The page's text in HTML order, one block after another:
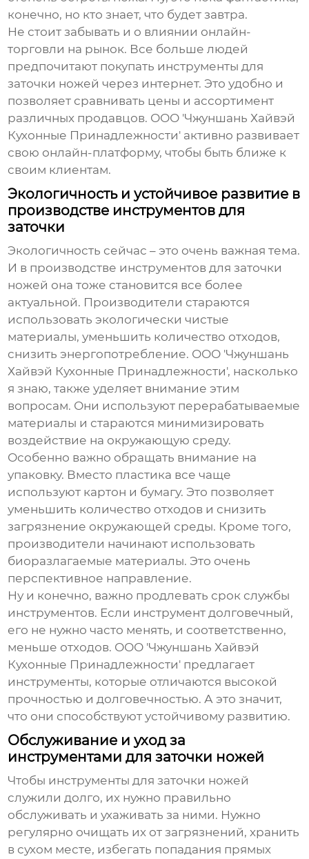
конечно, но кто знает, что будет завтра.
Не стоит забывать и о влиянии онлайн-
торговли на рынок. Все больше людей
предпочитают покупать инструменты для
заточки ножей через интернет. Это удобно и
позволяет сравнивать цены и ассортимент
различных продавцов. ООО 'Чжуншань Хайвэй
Кухонные Принадлежности' активно развивает
свою онлайн-платформу, чтобы быть ближе к
своим клиентам.
Экологичность и устойчивое развитие в
производстве инструментов для
заточки
Экологичность сейчас – это очень важная тема.
И в производстве инструментов для заточки
ножей она тоже становится все более
актуальной. Производители стараются
использовать экологически чистые
материалы, уменьшить количество отходов,
снизить энергопотребление. ООО 'Чжуншань
Хайвэй Кухонные Принадлежности', насколько
я знаю, также уделяет внимание этим
вопросам. Они используют перерабатываемые
материалы и стараются минимизировать
воздействие на окружающую среду.
Особенно важно обращать внимание на
упаковку. Вместо пластика все чаще
используют картон и бумагу. Это позволяет
уменьшить количество отходов и снизить
загрязнение окружающей среды. Кроме того,
производители начинают использовать
биоразлагаемые материалы. Это очень
перспективное направление.
Ну и конечно, важно продлевать срок службы
инструментов. Если инструмент долговечный,
его не нужно часто менять, и соответственно,
меньше отходов. ООО 'Чжуншань Хайвэй
Кухонные Принадлежности' предлагает
инструменты, которые отличаются высокой
прочностью и долговечностью. А это значит,
что они способствуют устойчивому развитию.
Обслуживание и уход за
инструментами для заточки ножей
Чтобы инструменты для заточки ножей
служили долго, их нужно правильно
обслуживать и ухаживать за ними. Нужно
регулярно очищать их от загрязнений, хранить
в сухом месте, избегать попадания прямых